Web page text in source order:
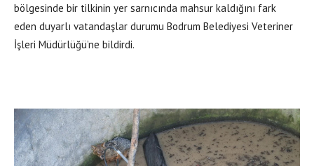
bölgesinde bir tilkinin yer sarnıcında mahsur kaldığını fark
eden duyarlı vatandaşlar durumu Bodrum Belediyesi Veteriner
İşleri Müdürlüğü’ne bildirdi.